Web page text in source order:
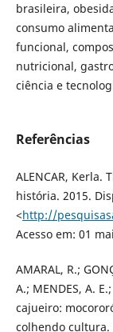
brasileira,
consumo
funcional,
nutricional,
ciência e
Referências
ALENCAR, Kerla.
história. 2015.
<http://
Acesso em: 01
AMARAL, R.;
A.; MENDES, A.
cajueiro:
colhendo cultura.